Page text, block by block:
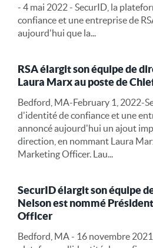
- 4 mai 2022 - SecurID, la
confiance et une entreprise de
aujourd'hui que la...
RSA élargit son équipe de
Laura Marx au poste de
Bedford, MA-February 1, 2022-
d'identité de confiance et une
annoncé aujourd'hui un ajout
direction, en nommant Laura
Marketing Officer. Lau...
SecurID élargit son équipe
Nelson est nommé
Officer
Bedford, MA - 16 novembre